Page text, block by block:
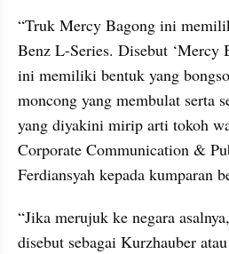
“Truk Mercy Bagong ini
Benz L-Series. Disebut ‘Mercy
ini memiliki bentuk yang
moncong yang membulat serta
yang diyakini mirip arti tokoh
Corporate Communication &
Ferdiansyah kepada kumparan
“Jika merujuk ke negara
disebut sebagai Kurzhauber